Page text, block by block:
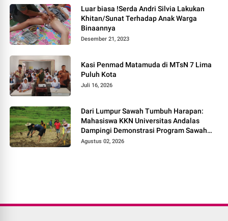
Luar biasa !Serda Andri Silvia Lakukan
Khitan/Sunat Terhadap Anak Warga
Binaannya
Desember 21, 2023
Kasi Penmad Matamuda di MTsN 7 Lima
Puluh Kota
Juli 16, 2026
Dari Lumpur Sawah Tumbuh Harapan:
Mahasiswa KKN Universitas Andalas
Dampingi Demonstrasi Program Sawah
Pokok Murah di Jorong Bayua
Agustus 02, 2026